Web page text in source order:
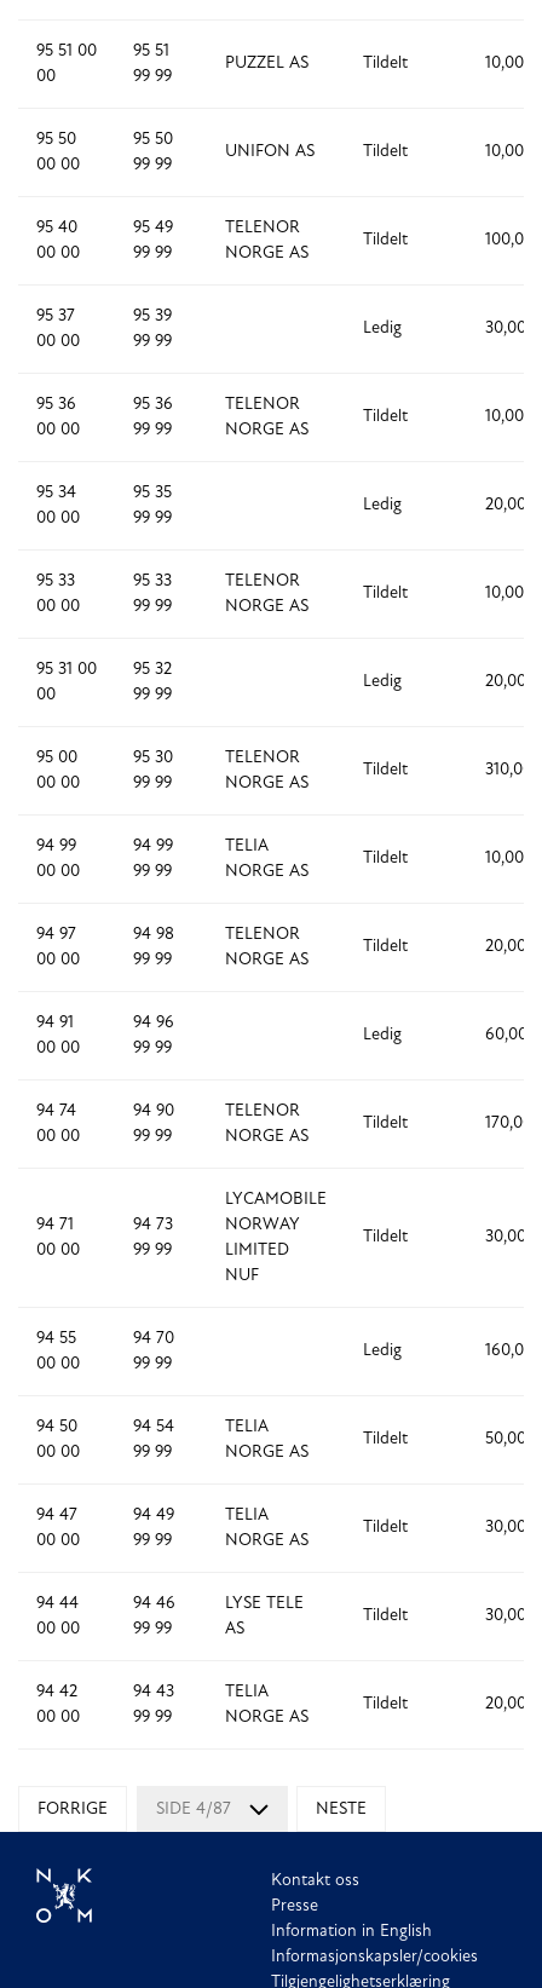
95 51 00
00
95 51
99 99
PUZZEL AS Tildelt 10,000
95 50
00 00
95 50
99 99
UNIFON AS Tildelt 10,000
95 40
00 00
95 49
99 99
TELENOR
NORGE AS
Tildelt 100,000
95 37
00 00
95 39
99 99
Ledig 30,000
95 36
00 00
95 36
99 99
TELENOR
NORGE AS
Tildelt 10,000
95 34
00 00
95 35
99 99
Ledig 20,000
95 33
00 00
95 33
99 99
TELENOR
NORGE AS
Tildelt 10,000
95 31 00
00
95 32
99 99
Ledig 20,000
95 00
00 00
95 30
99 99
TELENOR
NORGE AS
Tildelt 310,000
94 99
00 00
94 99
99 99
TELIA
NORGE AS
Tildelt 10,000
94 97
00 00
94 98
99 99
TELENOR
NORGE AS
Tildelt 20,000
94 91
00 00
94 96
99 99
Ledig 60,000
94 74
00 00
94 90
99 99
TELENOR
NORGE AS
Tildelt 170,000
94 71
00 00
94 73
99 99
LYCAMOBILE
NORWAY
LIMITED
NUF
Tildelt 30,000
94 55
00 00
94 70
99 99
Ledig 160,000
94 50
00 00
94 54
99 99
TELIA
NORGE AS
Tildelt 50,000
94 47
00 00
94 49
99 99
TELIA
NORGE AS
Tildelt 30,000
94 44
00 00
94 46
99 99
LYSE TELE
AS
Tildelt 30,000
94 42
00 00
94 43
99 99
TELIA
NORGE AS
Tildelt 20,000
FORRIGE SIDE 4/87 NESTE
Kontakt oss
Presse
Information in English
Informasjonskapsler/cookies
Tilgjengelighetserklæring